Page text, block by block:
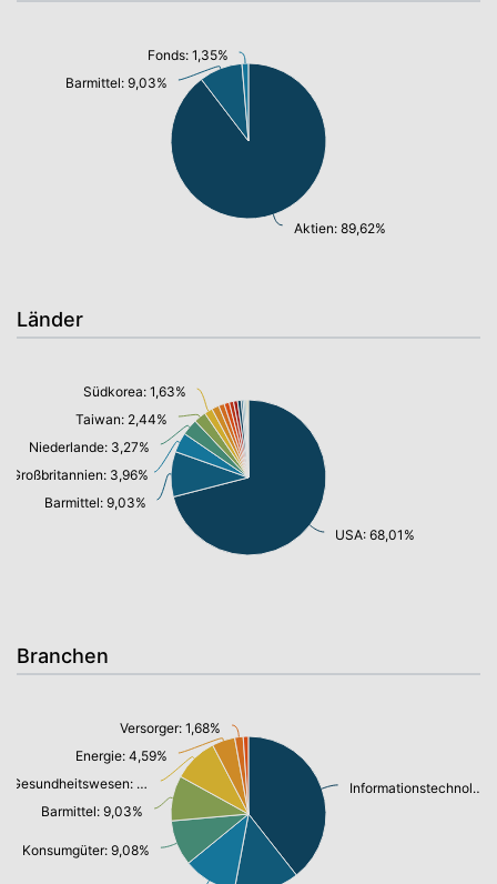
Aktien: 89,62%
Barmittel: 9,03%
Fonds: 1,35%
Länder
USA: 68,01%
Barmittel: 9,03%
Großbritannien: 3,96%
Niederlande: 3,27%
Taiwan: 2,44%
Südkorea: 1,63%
Branchen
Informationstechnologie/ Telekommunikation: 37,76%
Konsumgüter: 9,08%
Barmittel: 9,03%
Gesundheitswesen: 8,97%
Energie: 4,59%
Versorger: 1,68%